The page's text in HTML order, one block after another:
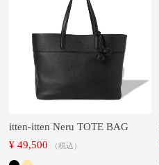
itten-itten Neru TOTE BAG
¥ 49,500 税込